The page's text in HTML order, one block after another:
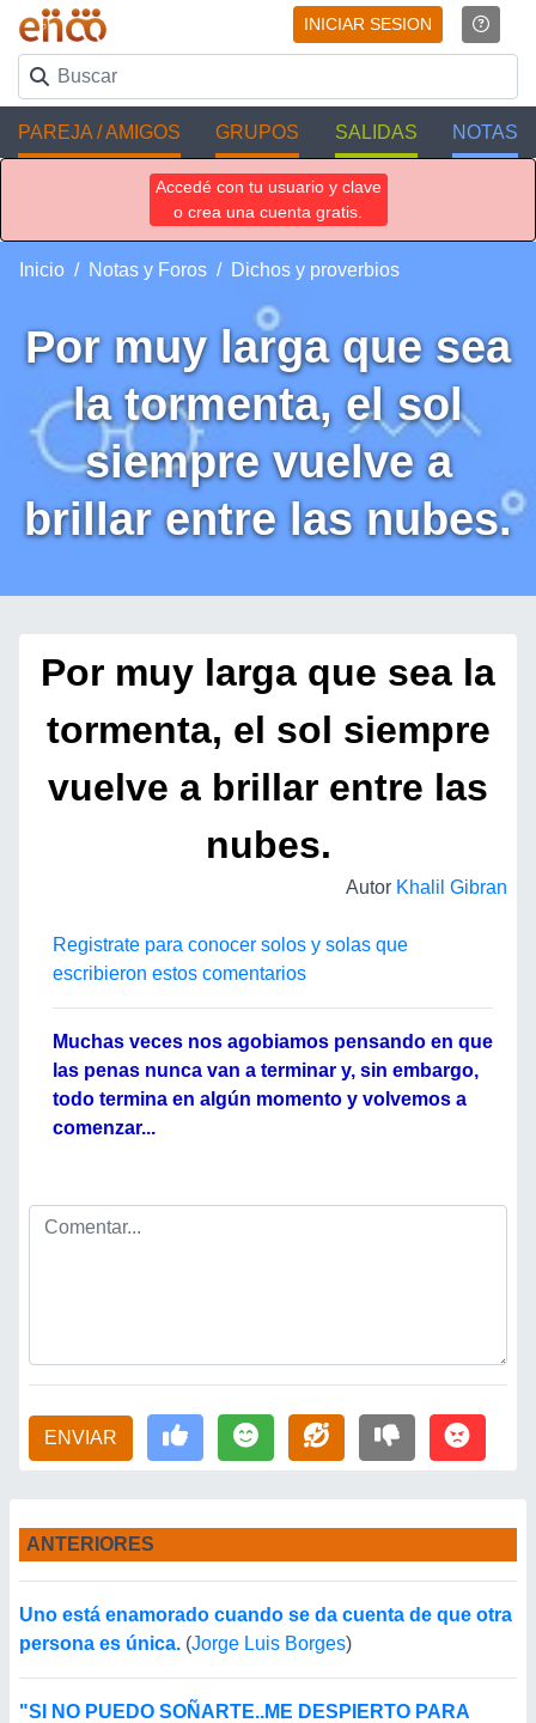
INICIAR SESION
PAREJA / AMIGOS GRUPOS SALIDAS NOTAS
Accedé con tu usuario y clave
o crea una cuenta gratis.
Inicio Notas y Foros Dichos y proverbios
Por muy larga que sea
la tormenta, el sol
siempre vuelve a
brillar entre las nubes.
Por muy larga que sea la
tormenta, el sol siempre
vuelve a brillar entre las
nubes.
Autor Khalil Gibran
Registrate para conocer solos y solas que
escribieron estos comentarios
Muchas veces nos agobiamos pensando en que
las penas nunca van a terminar y, sin embargo,
todo termina en algún momento y volvemos a
comenzar...
ENVIAR
ANTERIORES
Uno está enamorado cuando se da cuenta de que otra
persona es única. (Jorge Luis Borges)
"SI NO PUEDO SOÑARTE..ME DESPIERTO PARA